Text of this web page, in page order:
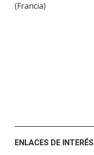
(Francia)
ENLACES DE INTERÉS